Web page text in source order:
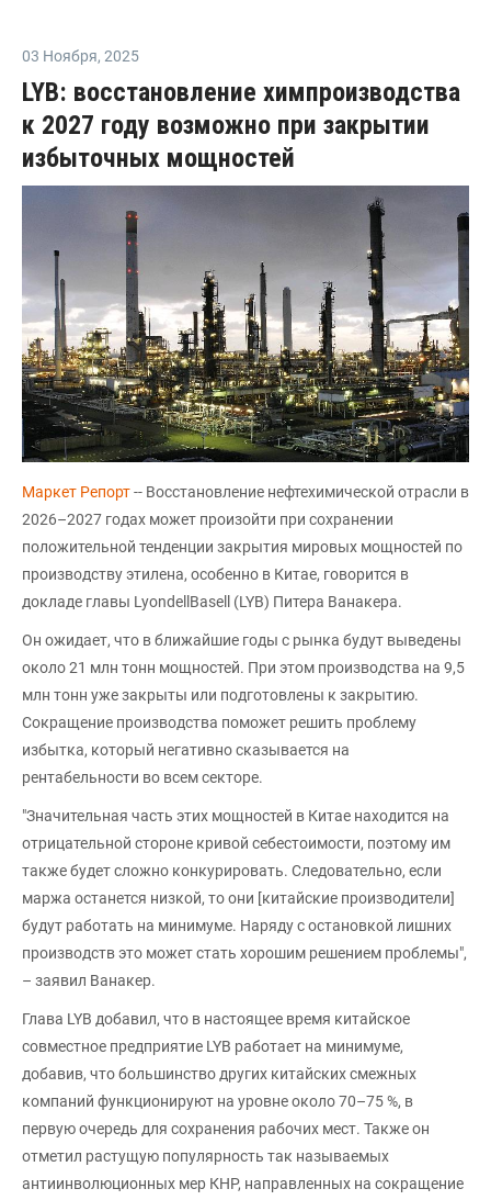
03 Ноября, 2025
LYB: восстановление химпроизводства
к 2027 году возможно при закрытии
избыточных мощностей
Маркет Репорт-- Восстановление нефтехимической отрасли в
2026–2027 годах может произойти при сохранении
положительной тенденции закрытия мировых мощностей по
производству этилена, особенно в Китае, говорится в
докладе главы LyondellBasell (LYB) Питера Ванакера.
Он ожидает, что в ближайшие годы с рынка будут выведены
около 21 млн тонн мощностей. При этом производства на 9,5
млн тонн уже закрыты или подготовлены к закрытию.
Сокращение производства поможет решить проблему
избытка, который негативно сказывается на
рентабельности во всем секторе.
"Значительная часть этих мощностей в Китае находится на
отрицательной стороне кривой себестоимости, поэтому им
также будет сложно конкурировать. Следовательно, если
маржа останется низкой, то они [китайские производители]
будут работать на минимуме. Наряду с остановкой лишних
производств это может стать хорошим решением проблемы",
– заявил Ванакер.
Глава LYB добавил, что в настоящее время китайское
совместное предприятие LYB работает на минимуме,
добавив, что большинство других китайских смежных
компаний функционируют на уровне около 70–75 %, в
первую очередь для сохранения рабочих мест. Также он
отметил растущую популярность так называемых
антиинволюционных мер КНР, направленных на сокращение